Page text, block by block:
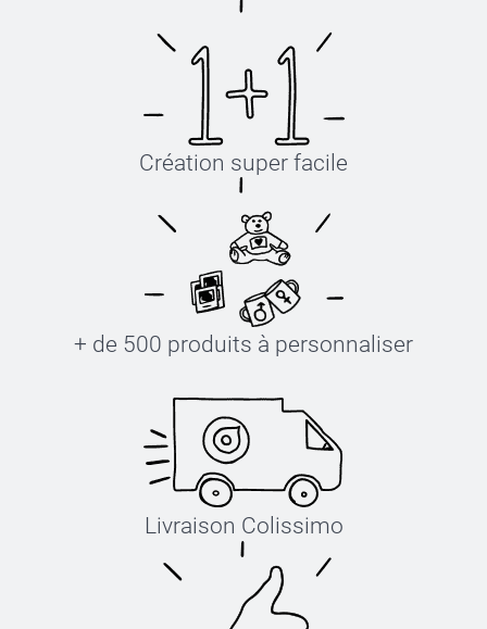
Création super facile
+ de 500 produits à personnaliser
Livraison Colissimo